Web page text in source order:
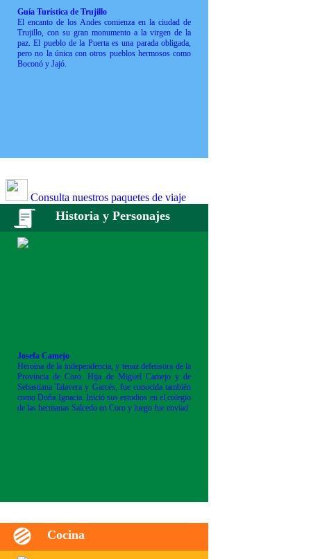
Guía Turística de Trujillo
El encanto de los Andes comienza en la ciudad de
Trujillo, con su gran monumento a la virgen de la
paz. El pueblo de la Puerta es una parada obligada,
pero no la única con otros pueblos hermosos como
Boconó y Jajó.
Consulta nuestros paquetes de viaje
Historia y Personajes
Josefa Camejo
Heroína de la independencia, y tenaz defensora de la
Provincia de Coro. Hija de Miguel Camejo y de
Sebastiana Talavera y Garcés, fue conocida también
como Doña Ignacia. Inició sus estudios en el colegio
de las hermanas Salcedo en Coro y luego fue enviad
Cocina